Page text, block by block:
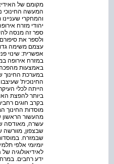
מקומם של
המעשה החינוכי
והמחקרי שעניינו
יהודי מזרח
ספר זה מנסה
ולספר את
עצמם משימה
אפשרית: שינוי
במזרח אירופה
באמצעות מהפכה
במערכת החינוך
החינוכית'
הייתה לכלי
ביותר להפצת
בקרב חוגים
מוסדות החינוך
מהעשור
עשרה, מאודסה
שבצפון, מוורשה
שבמזרח.
יומיומי אלפי
לאידיאולוגיה של
ידע רחבים.